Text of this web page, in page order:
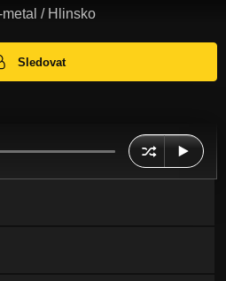
metal / Hlinsko
Sledovat